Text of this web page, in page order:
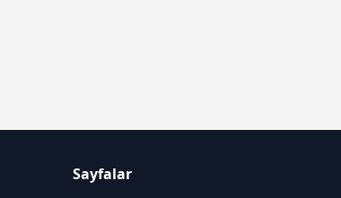
Sayfalar